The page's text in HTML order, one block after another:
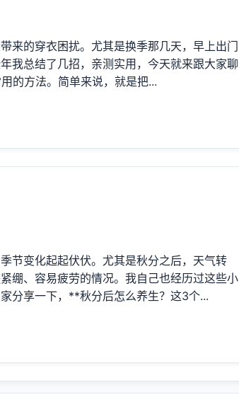
来的穿衣困扰。尤其是换季那几天，早上出门
我总结了几招，亲测实用，今天就来跟大家聊
的方法。简单来说，就是把...
节变化起起伏伏。尤其是秋分之后，天气转
绷、容易疲劳的情况。我自己也经历过这些小
分享一下，**秋分后怎么养生？这3个...